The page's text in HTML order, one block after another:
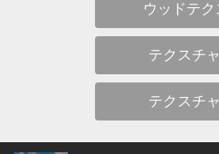
ウッドテク
テクスチ
テクスチ